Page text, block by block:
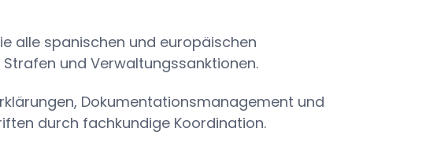
alle spanischen und europäischen
und Verwaltungssanktionen.
Dokumentationsmanagement und
durch fachkundige Koordination.